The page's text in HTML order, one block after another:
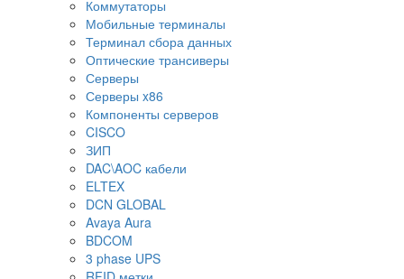
Коммутаторы
Мобильные терминалы
Терминал сбора данных
Оптические трансиверы
Серверы
Серверы x86
Компоненты серверов
CISCO
ЗИП
DAC\AOC кабели
ELTEX
DCN GLOBAL
Avaya Aura
BDCOM
3 phase UPS